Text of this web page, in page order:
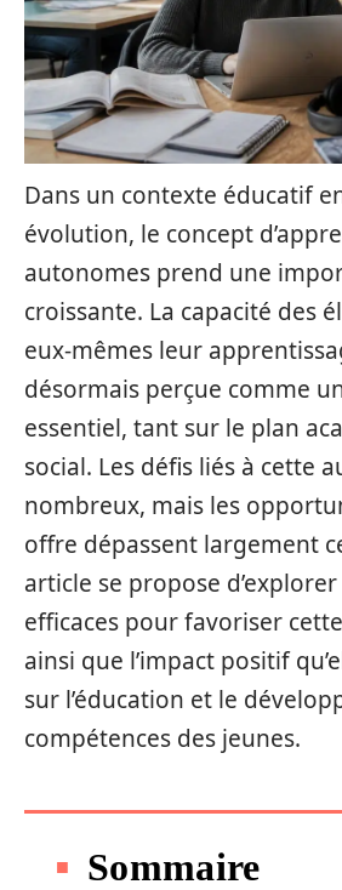
Dans un contexte éducatif
évolution, le concept
autonomes prend une
croissante. La capacité des
eux-mêmes leur
désormais perçue comme
essentiel, tant sur le plan
social. Les défis liés à cette
nombreux, mais les
offre dépassent largement
article se propose
efficaces pour favoriser
ainsi que l’impact positif
sur l’éducation et le
compétences des jeunes.
Sommaire